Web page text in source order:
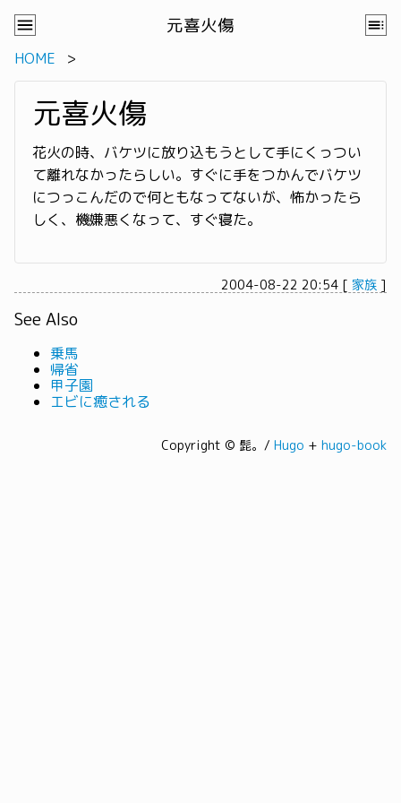
元喜火傷
HOME
元喜火傷
花火の時、バケツに放り込もうとして手にくっつい
て離れなかったらしい。すぐに手をつかんでバケツ
につっこんだので何ともなってないが、怖かったら
しく、機嫌悪くなって、すぐ寝た。
2004-08-22 20:54 [ 家族 ]
See Also
乗馬
帰省
甲子園
エビに癒される
Copyright © 髭。/ Hugo + hugo-book